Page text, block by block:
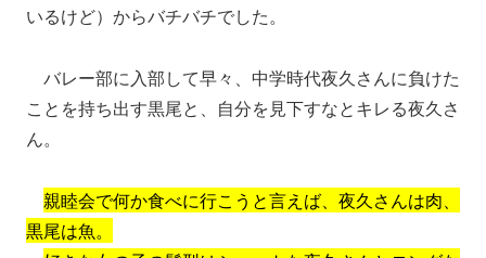
いるけど）からバチバチでした。
バレー部に入部して早々、中学時代夜久さんに負けた
ことを持ち出す黒尾と、自分を見下すなとキレる夜久さ
ん。
親睦会で何か食べに行こうと言えば、夜久さんは肉、
黒尾は魚。